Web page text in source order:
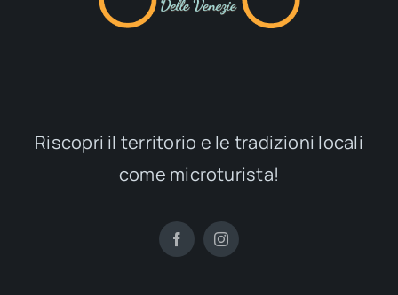
Riscopri il territorio e le tradizioni locali
come microturista!